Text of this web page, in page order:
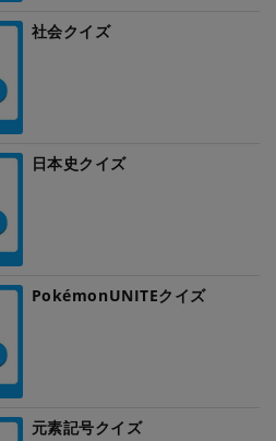
社会クイズ
日本史クイズ
PokémonUNITEクイズ
元素記号クイズ